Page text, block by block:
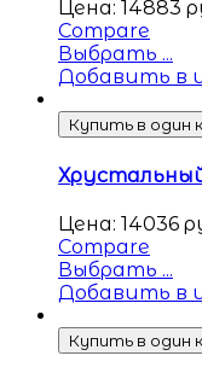
Цена: 14883
Compare
Выбрать ...
Добавить в
Купить в один
Цена: 14036
Compare
Выбрать ...
Добавить в
Купить в один